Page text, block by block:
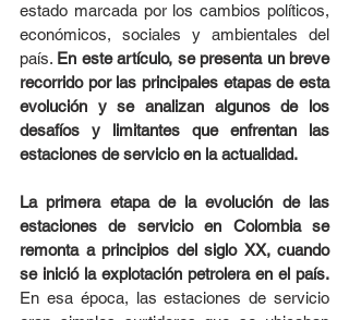
estado marcada por los cambios políticos,
económicos, sociales y ambientales del
país. En este artículo, se presenta un breve
recorrido por las principales etapas de esta
evolución y se analizan algunos de los
desafíos y limitantes que enfrentan las
estaciones de servicio en la actualidad.
La primera etapa de la evolución de las
estaciones de servicio en Colombia se
remonta a principios del siglo XX, cuando
En esa época, las estaciones de servicio